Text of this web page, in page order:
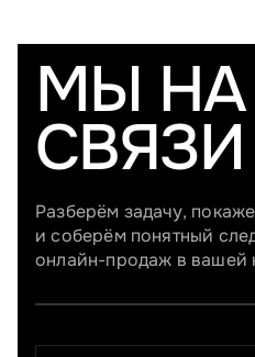
МЫ НА
СВЯЗИ
Разберём задачу,
и соберём понятный
онлайн-продаж в вашей